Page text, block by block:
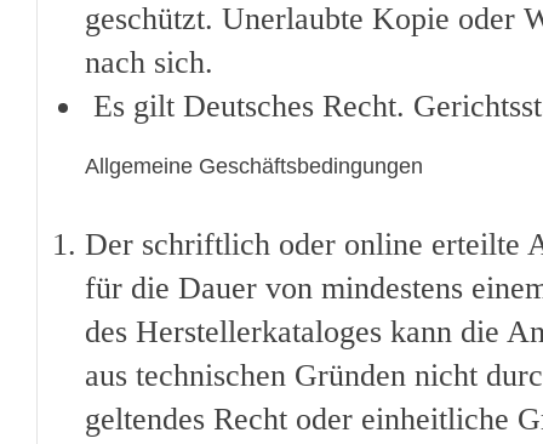
geschützt. Unerlaubte Kopie oder
nach sich.
Es gilt Deutsches Recht.
Allgemeine Geschäftsbedingungen
Der schriftlich oder online erteilte
für die Dauer von mindestens
des Herstellerkataloges kann die
aus technischen Gründen nicht
geltendes Recht oder einheitliche